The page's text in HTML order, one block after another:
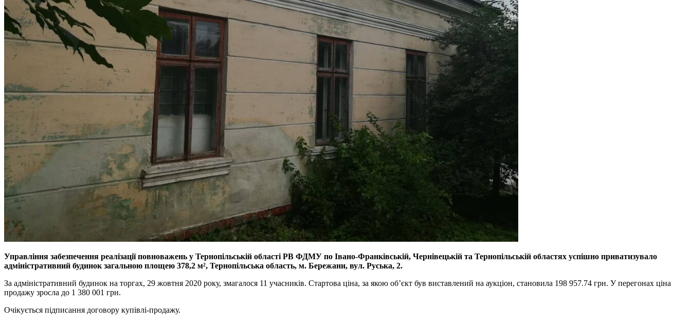
Управління забезпечення реалізації повноважень у Тернопільській області РВ ФДМУ по Івано-Франківській, Чернівецькій та Тернопільській областях успішно приватизувало
адміністративний будинок загальною площею 378,2 м², Тернопільська область, м. Бережани, вул. Руська, 2.
За адміністративний будинок на торгах, 29 жовтня 2020 року, змагалося 11 учасників. Стартова ціна, за якою об’єкт був виставлений на аукціон, становила 198 957.74 грн. У перегонах ціна
продажу зросла до 1 380 001 грн.
Очікується підписання договору купівлі-продажу.